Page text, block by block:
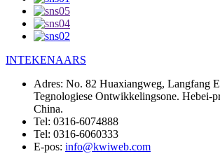
INTEKENAARS
Adres: No. 82 Huaxiangweg, Langfang
Tegnologiese Ontwikkelingsone. Hebei-
China.
Tel: 0316-6074888
Tel: 0316-6060333
E-pos: info@kwiweb.com